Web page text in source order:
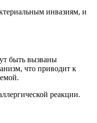
инвазиям, и
быть вызваны
что приводит к
реакции.